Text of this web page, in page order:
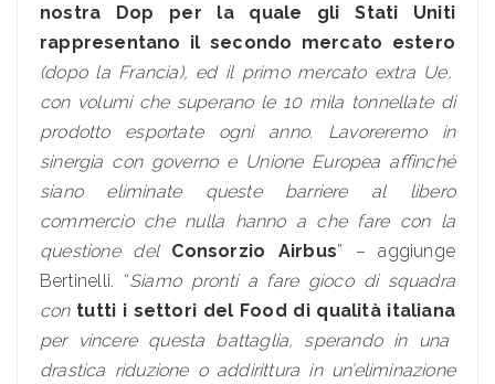
nostra Dop per la quale gli Stati Uniti
rappresentano il secondo mercato estero
(dopo la Francia), ed il primo mercato extra Ue,
con volumi che superano le 10 mila tonnellate di
prodotto esportate ogni anno. Lavoreremo in
sinergia con governo e Unione Europea affinché
siano eliminate queste barriere al libero
commercio che nulla hanno a che fare con la
questione del Consorzio Airbus” – aggiunge
Bertinelli. “Siamo pronti a fare gioco di squadra
con tutti i settori del Food di qualità italiana
per vincere questa battaglia, sperando in una
drastica riduzione o addirittura in un’eliminazione